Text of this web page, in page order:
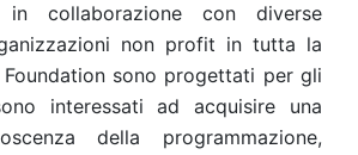
collaborazione con diverse
non profit in tutta la
sono progettati per gli
interessati ad acquisire una
della programmazione,